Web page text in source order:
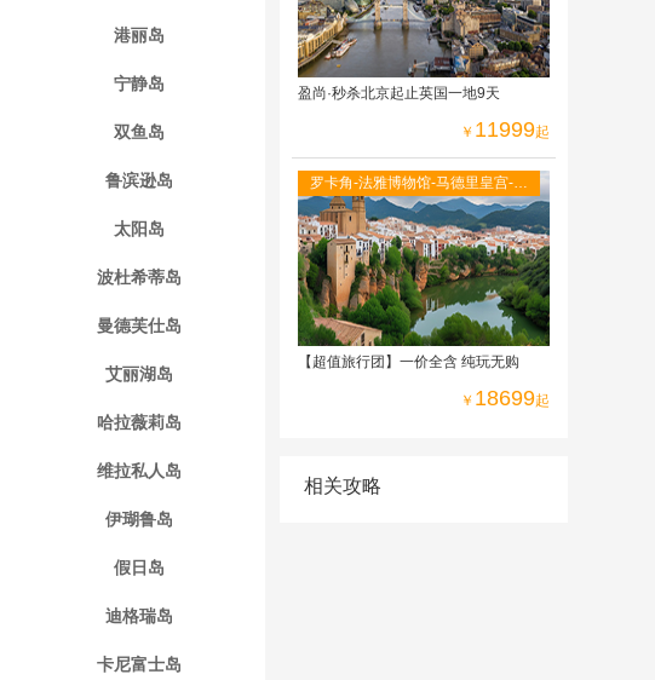
港丽岛
宁静岛
双鱼岛
鲁滨逊岛
太阳岛
波杜希蒂岛
曼德芙仕岛
艾丽湖岛
哈拉薇莉岛
维拉私人岛
伊瑚鲁岛
假日岛
迪格瑞岛
卡尼富士岛
盈尚·秒杀北京起止英国一地9天
￥ 11999起
罗卡角-法雅博物馆-马德里皇宫-阿
尔罕布拉宫-古城托莱多-全程当地
四星级酒店
【超值旅行团】一价全含 纯玩无购
￥ 18699起
相关攻略